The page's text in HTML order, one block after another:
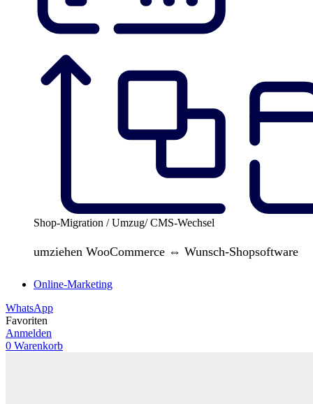
Shop-Migration / Umzug/ CMS-Wechsel
umziehen WooCommerce ⇔ Wunsch-Shopsoftware
Online-Marketing
WhatsApp
Favoriten
Anmelden
0 Warenkorb